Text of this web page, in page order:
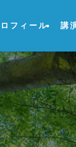
フィール 講